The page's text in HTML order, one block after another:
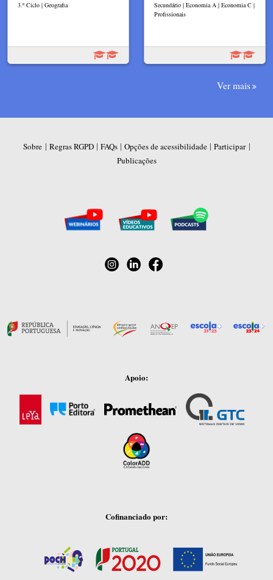
3.º Ciclo | Geografia
Secundário | Economia A | Economia C |
Profissionais
Ver mais
Sobre | Regras RGPD| FAQs| Opções de acessibilidade| Participar|
Publicações
Apoio:
Cofinanciado por: